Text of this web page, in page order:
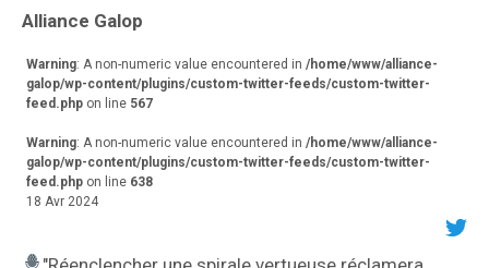
Alliance Galop
Warning: A non-numeric value encountered in /home/www/alliance-
galop/wp-content/plugins/custom-twitter-feeds/custom-twitter-
feed.php on line 567
Warning: A non-numeric value encountered in /home/www/alliance-
galop/wp-content/plugins/custom-twitter-feeds/custom-twitter-
feed.php on line 638
18 Avr 2024